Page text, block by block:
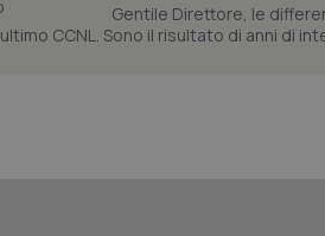
Gentile Direttore, le
CCNL. Sono il risultato di anni di